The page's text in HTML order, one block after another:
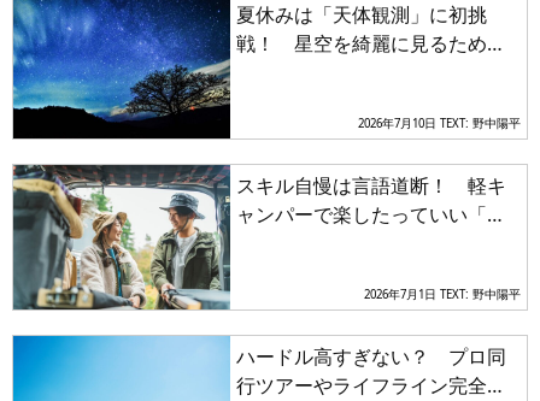
夏休みは「天体観測」に初挑
戦！ 星空を綺麗に見るための
2026年7月10日 TEXT: 野中陽平
スキル自慢は言語道断！ 軽キ
ャンパーで楽したっていい「キ
2026年7月1日 TEXT: 野中陽平
ハードル高すぎない？ プロ同
行ツアーやライフライン完全ゼ